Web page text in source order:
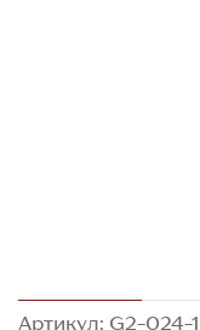
Артикул: G2-024-